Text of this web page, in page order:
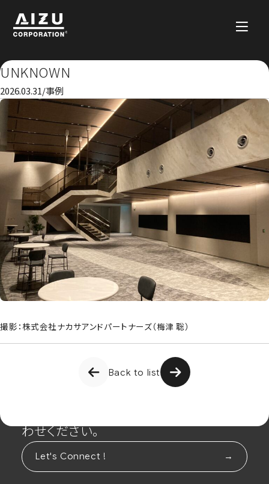
UNKNOWN
2026.03.31/事例
撮影：株式会社ナカサアンドパートナーズ（梅津 聡）
Back to list
わせください。
Let's Connect !